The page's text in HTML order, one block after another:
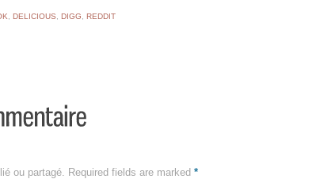
, DELICIOUS, DIGG, REDDIT
ou partagé. Required fields are marked *